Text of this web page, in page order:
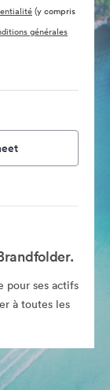
(y compris
générales
pour ses actifs
à toutes les